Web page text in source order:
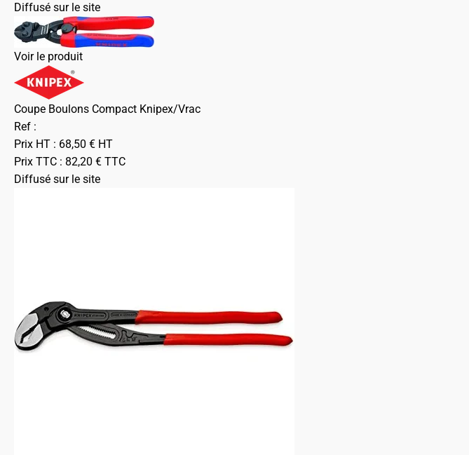
Diffusé sur le site
Voir le produit
Coupe Boulons Compact Knipex/Vrac
Ref :
Prix HT : 68,50 € HT
Prix TTC : 82,20 € TTC
Diffusé sur le site